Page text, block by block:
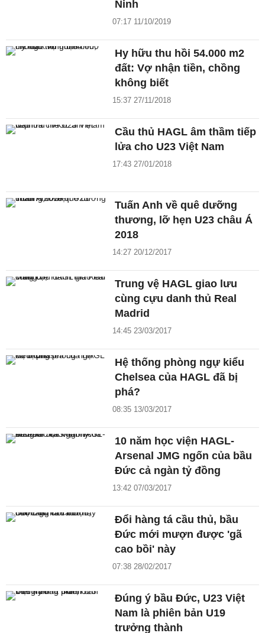
Ninh
07:17 11/10/2019
Hy hữu thu hồi 54.000 m2
đất: Vợ nhận tiền, chồng
không biết
15:37 27/11/2018
Cầu thủ HAGL âm thầm tiếp
lửa cho U23 Việt Nam
17:43 27/01/2018
Tuấn Anh về quê dưỡng
thương, lỡ hẹn U23 châu Á
2018
14:27 20/12/2017
Trung vệ HAGL giao lưu
cùng cựu danh thủ Real
Madrid
14:45 23/03/2017
Hệ thống phòng ngự kiểu
Chelsea của HAGL đã bị
phá?
08:35 13/03/2017
10 năm học viện HAGL-
Arsenal JMG ngốn của bầu
Đức cả ngàn tỷ đồng
13:42 07/03/2017
Đổi hàng tá cầu thủ, bầu
Đức mới mượn được 'gã
cao bồi' này
07:38 28/02/2017
Đúng ý bầu Đức, U23 Việt
Nam là phiên bản U19
trưởng thành